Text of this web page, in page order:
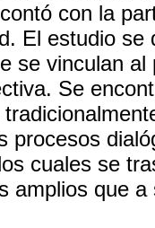
con la
El estudio
se vinculan
Se
procesos
cuales se
amplios que